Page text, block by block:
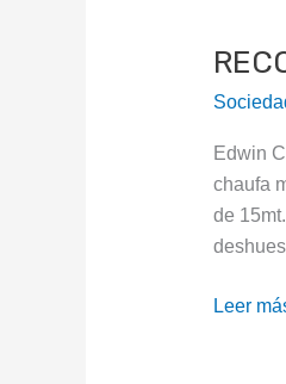
Edwin
chaufa
de
EDWIN
Leer